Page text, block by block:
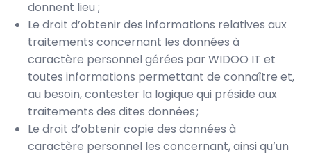
donnent lieu ;
Le droit d’obtenir des informations relatives aux
traitements concernant les données à
caractère personnel gérées par WIDOO IT et
toutes informations permettant de connaître et,
au besoin, contester la logique qui préside aux
traitements des dites données ;
Le droit d’obtenir copie des données à
caractère personnel les concernant, ainsi qu’un